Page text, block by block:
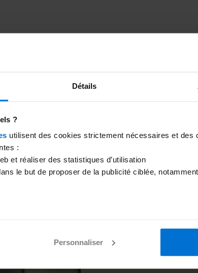
Détails
?
utilisent des cookies strictement nécessaires et des
:
et réaliser des statistiques d’utilisation
le but de proposer de la publicité ciblée,
les cookies, consultez
notre politique de
Personnaliser
Sie begleiten.